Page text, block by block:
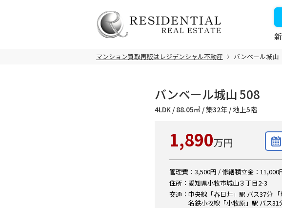
マンション買取再販はレジデンシャル不動産 バンベール城山
バンベール城山 508
4LDK / 88.05㎡ / 築32年 / 地上5階
1,890万円
管理費：3,500円 / 修繕積立金：11,000
住所：愛知県小牧市城山３丁目2-3
交通：中央線「春日井」駅 バス37分
名鉄小牧線「小牧原」駅 バス